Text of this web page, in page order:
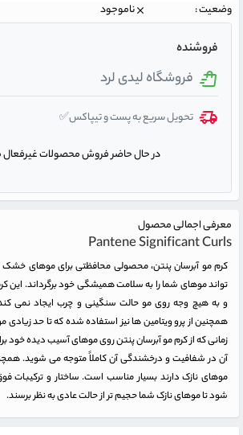
وضعیت : ناموجود
فروشنده
فروشگاه لیدی لرد
تحویل سریع به پست و تیپاکس✅
در حال حاضر فروش محصولات غیرفعال
معرفی اجمالی محصول
Pantene Significant Curls
کرم مو آبرسان پنتن، محصولی محافظتی برای موهای
تواند موهای شما را به سلامت همیشگی خود برگرداند. این
و به هیچ وجه روی مو حالت سنگینی و چرب ایجاد نمی
همچنین از پرو ویتامین ها نیز استفاده شده که تا حد
زمانی که از کرم مو آبرسان پنتن روی موهای آسیب دیده خود
آن در شفافیت و درخشندگی آن کاملاً متوجه می شوید.
موهای نازک دارند بسیار مناسب است. ساختار و ترکیبات
شود تا موهای نازک شما حجیم تر از حالت عادی به نظر برسند.